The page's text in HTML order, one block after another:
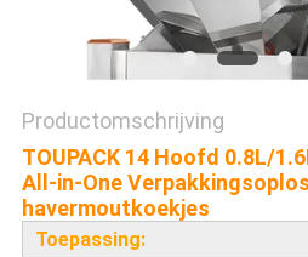
Productomschrijving
TOUPACK 14 Hoofd 0.8L/
All-in-One
havermoutkoekjes
Toepassing: